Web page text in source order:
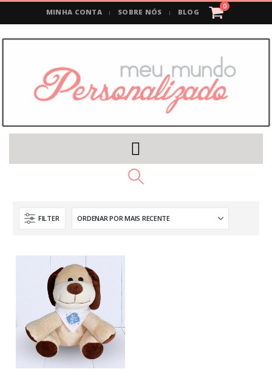
MINHA CONTA SOBRE NÓS BLOG
0
FILTER